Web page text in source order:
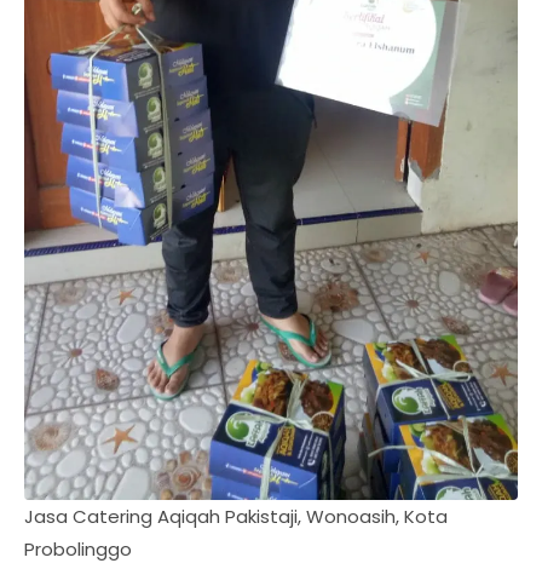
Jasa Catering Aqiqah Pakistaji, Wonoasih, Kota
Probolinggo